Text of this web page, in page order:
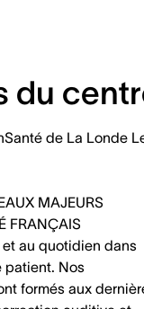
du
de La Londe
MAJEURS
FRANÇAIS
au quotidien dans
patient. Nos
formés aux